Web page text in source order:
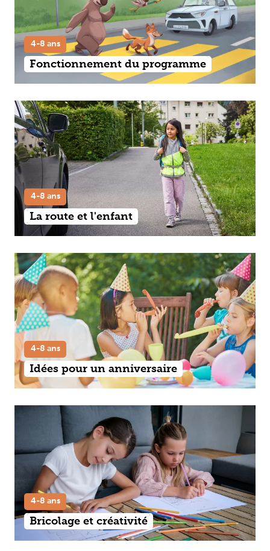
4-8 ans
Fonctionnement du programme
4-8 ans
La route et l'enfant
4-8 ans
Idées pour un anniversaire
4-8 ans
Bricolage et créativité